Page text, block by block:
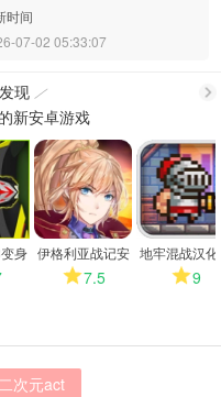
时间
07-02 05:33:07
现
多
新安卓游戏
身 伊格利亚战记安
卓版7.5
地牢混战汉
9
次元act